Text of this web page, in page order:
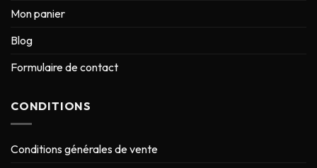
Mon panier
Blog
Formulaire de contact
CONDITIONS
Conditions générales de vente